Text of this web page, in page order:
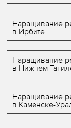
Наращивание
в Ирбите
Наращивание
в Нижнем
Наращивание
в Каменске-